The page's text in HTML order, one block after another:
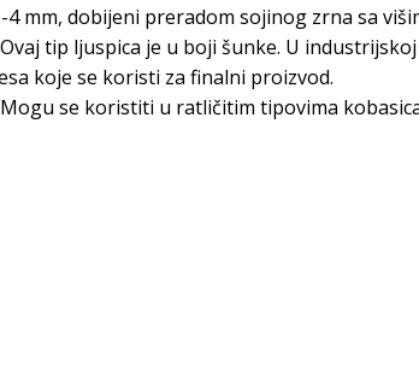
mm, dobijeni preradom sojinog zrna sa
tip ljuspica je u boji šunke. U industrijskoj
koje se koristi za finalni proizvod.
se koristiti u ratličitim tipovima